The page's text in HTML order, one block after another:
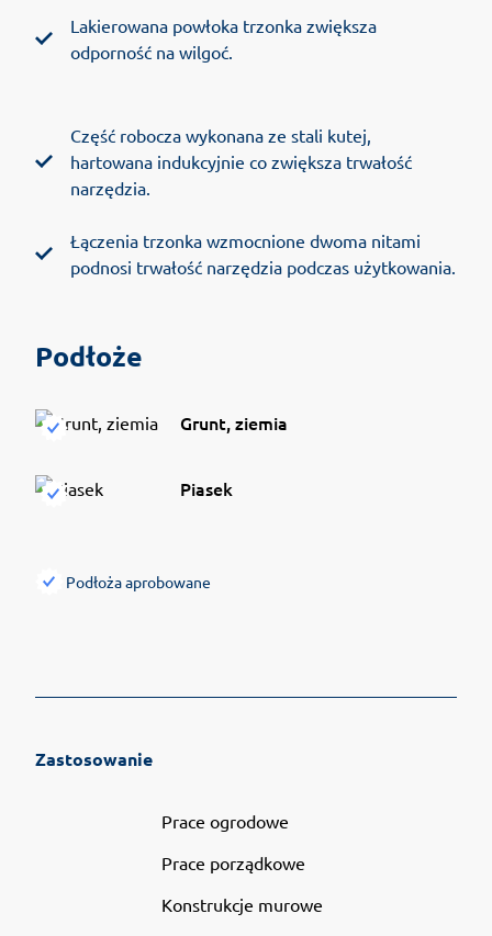
Lakierowana powłoka trzonka zwiększa
odporność na wilgoć.
Część robocza wykonana ze stali kutej,
hartowana indukcyjnie co zwiększa trwałość
narzędzia.
Łączenia trzonka wzmocnione dwoma nitami
podnosi trwałość narzędzia podczas użytkowania.
Podłoże
Grunt, ziemia
Piasek
Podłoża aprobowane
Zastosowanie
Prace ogrodowe
Prace porządkowe
Konstrukcje murowe